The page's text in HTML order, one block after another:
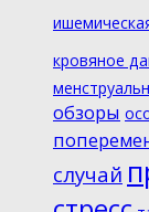
кровяное
обзоры
случай